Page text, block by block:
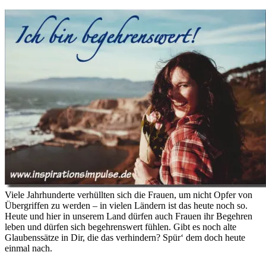
Viele Jahrhunderte verhüllten sich die Frauen, um nicht Opfer von
Übergriffen zu werden – in vielen Ländern ist das heute noch so.
Heute und hier in unserem Land dürfen auch Frauen ihr Begehren
leben und dürfen sich begehrenswert fühlen. Gibt es noch alte
Glaubenssätze in Dir, die das verhindern? Spür‘ dem doch heute
einmal nach.